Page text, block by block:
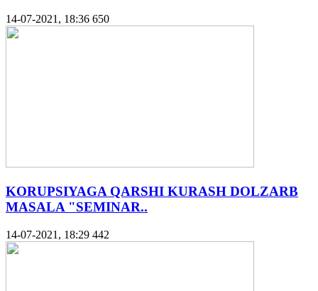
14-07-2021, 18:36 650
KORUPSIYAGA QARSHI KURASH DOLZARB
MASALA "SEMINAR..
14-07-2021, 18:29 442